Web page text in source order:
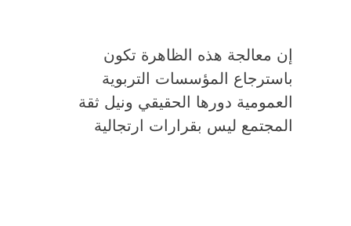
إن معالجة هذه الظاهرة تكون
باسترجاع المؤسسات التربوية
العمومية دورها الحقيقي ونيل ثقة
المجتمع ليس بقرارات ارتجالية